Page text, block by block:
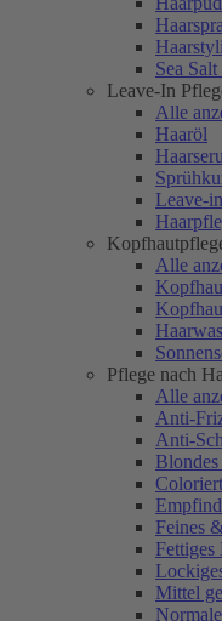
Sea
Leave-In
Alle
Haaröl
Leave-
Alle
Pflege nach
Alle
Anti-
Anti-
Feines
Fettiges
Mittel